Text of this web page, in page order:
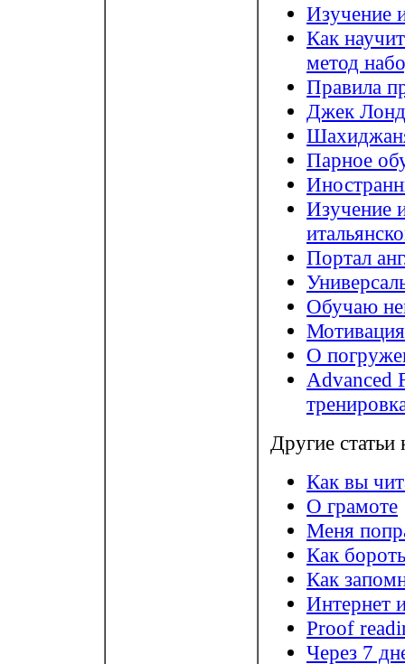
Изучение
Как
метод
Правила
Джек
Парное
Изучение
Портал
Обучаю
Мотивация
О
Advanced
Другие
Как вы
О грамоте
Меня
Как
Как
Интернет
Proof
Через 7